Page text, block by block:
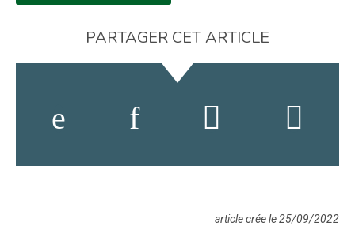
PARTAGER CET ARTICLE
article crée le 25/09/2022